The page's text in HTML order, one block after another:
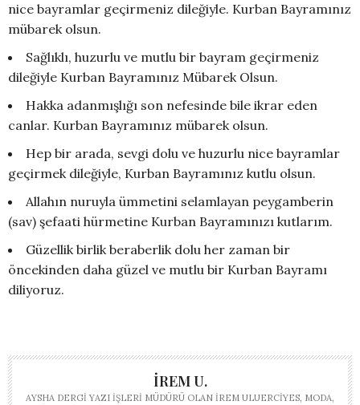
nice bayramlar geçirmeniz dileğiyle. Kurban Bayramınız
mübarek olsun.
Sağlıklı, huzurlu ve mutlu bir bayram geçirmeniz
dileğiyle Kurban Bayramınız Mübarek Olsun.
Hakka adanmışlığı son nefesinde bile ikrar eden
canlar. Kurban Bayramınız mübarek olsun.
Hep bir arada, sevgi dolu ve huzurlu nice bayramlar
geçirmek dileğiyle, Kurban Bayramınız kutlu olsun.
Allahın nuruyla ümmetini selamlayan peygamberin
(sav) şefaati hürmetine Kurban Bayramınızı kutlarım.
Güzellik birlik beraberlik dolu her zaman bir
öncekinden daha güzel ve mutlu bir Kurban Bayramı
diliyoruz.
İREM U.
AYSHA DERGI YAZI İŞLERI MÜDÜRÜ OLAN İREM ULUERCIYES, MODA,